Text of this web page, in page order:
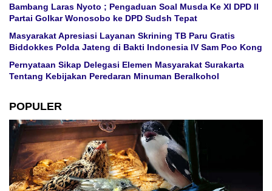
Bambang Laras Nyoto ; Pengaduan Soal Musda Ke XI DPD II
Partai Golkar Wonosobo ke DPD Sudsh Tepat
Masyarakat Apresiasi Layanan Skrining TB Paru Gratis
Biddokkes Polda Jateng di Bakti Indonesia IV Sam Poo Kong
Pernyataan Sikap Delegasi Elemen Masyarakat Surakarta
Tentang Kebijakan Peredaran Minuman Beralkohol
POPULER